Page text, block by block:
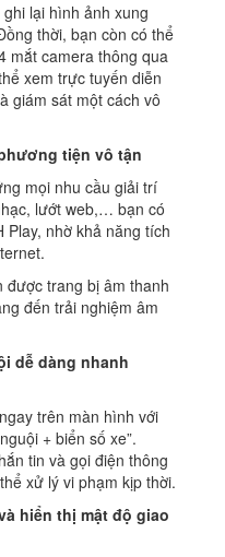
lại hình ảnh xung
thời, bạn còn có thể
mắt camera thông qua
xem trực tuyến diễn
giám sát một cách vô
tiện vô tận
mọi nhu cầu giải trí
lướt web,… bạn có
nhờ khả năng tích
được trang bị âm thanh
đến trải nghiệm âm
dễ dàng nhanh
trên màn hình với
+ biển số xe”.
tin và gọi điện thông
xử lý vi phạm kịp thời.
hiển thị mật độ giao